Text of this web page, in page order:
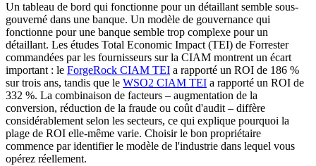
Un tableau de bord qui fonctionne pour un détaillant semble sous-
gouverné dans une banque. Un modèle de gouvernance qui
fonctionne pour une banque semble trop complexe pour un
détaillant. Les études Total Economic Impact (TEI) de Forrester
commandées par les fournisseurs sur la CIAM montrent un écart
important : le ForgeRock CIAM TEI a rapporté un ROI de 186 %
sur trois ans, tandis que le WSO2 CIAM TEI a rapporté un ROI de
332 %. La combinaison de facteurs – augmentation de la
conversion, réduction de la fraude ou coût d'audit – diffère
considérablement selon les secteurs, ce qui explique pourquoi la
plage de ROI elle-même varie. Choisir le bon propriétaire
commence par identifier le modèle de l'industrie dans lequel vous
opérez réellement.